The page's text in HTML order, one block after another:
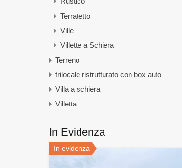
Terratetto
Ville
Villette a Schiera
Terreno
trilocale ristrutturato con box auto
Villa a schiera
Villetta
In Evidenza
In evidenza